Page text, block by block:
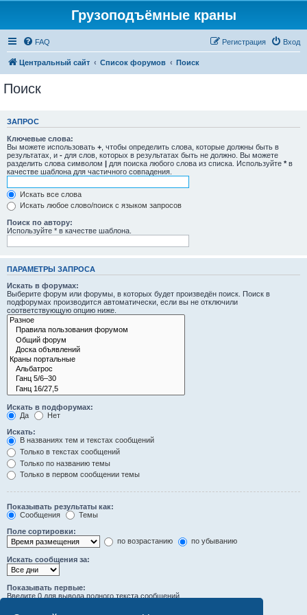
Грузоподъёмные краны
FAQ Вход
Регистрация
Центральный сайт Список форумов Поиск
Поиск
ЗАПРОС
Ключевые слова:
Вы можете использовать + , чтобы определить слова, которые должны быть в
результатах, и - для слов, которых в результатах быть не должно. Вы можете
разделить слова символом | для поиска любого слова из списка. Используйте * в
качестве шаблона для частичного совпадения.
Искать все слова
Искать любое слово/поиск с языком запросов
Поиск по автору:
Используйте * в качестве шаблона.
ПАРАМЕТРЫ ЗАПРОСА
Искать в форумах:
Выберите форум или форумы, в которых будет произведён поиск. Поиск в
подфорумах производится автоматически, если вы не отключили
соответствующую опцию ниже.
Искать в подфорумах:
Да
Нет
Искать:
В названиях тем и текстах сообщений
Только в текстах сообщений
Только по названию темы
Только в первом сообщении темы
Показывать результаты как:
Сообщения
Темы
Поле сортировки:
по возрастанию
по убыванию
Искать сообщения за:
Показывать первые:
Введите 0 для вывода полного текста сообщений.